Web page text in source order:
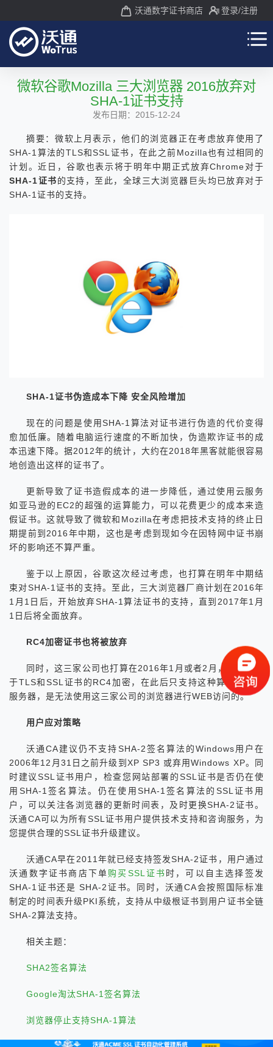
沃通数字证书商店 登录/注册
微软谷歌Mozilla 三大浏览器 2016放弃对
SHA-1证书支持
发布日期：2015-12-24
摘要：微软上月表示，他们的浏览器正在考虑放弃使用了
SHA-1算法的TLS和SSL证书，在此之前Mozilla也有过相同的
计划。近日，谷歌也表示将于明年中期正式放弃Chrome对于
SHA-1证书的支持，至此，全球三大浏览器巨头均已放弃对于
SHA-1证书的支持。
SHA-1证书伪造成本下降 安全风险增加
现在的问题是使用SHA-1算法对证书进行伪造的代价变得
愈加低廉。随着电脑运行速度的不断加快，伪造欺诈证书的成
本迅速下降。据2012年的统计，大约在2018年黑客就能很容易
地创造出这样的证书了。
更新导致了证书造假成本的进一步降低，通过使用云服务
如亚马逊的EC2的超强的运算能力，可以花费更少的成本来造
假证书。这就导致了微软和Mozilla在考虑把技术支持的终止日
期提前到2016年中期，这也是考虑到现如今在因特网中证书崩
坏的影响还不算严重。
鉴于以上原因，谷歌这次经过考虑，也打算在明年中期结
束对SHA-1证书的支持。至此，三大浏览器厂商计划在2016年
1月1日后，开始放弃SHA-1算法证书的支持，直到2017年1月
1日后将全面放弃。
RC4加密证书也将被放弃
同时，这三家公司也打算在2016年1月或者2月，抛弃对用
于TLS和SSL证书的RC4加密，在此后只支持这种算法的安全
服务器，是无法使用这三家公司的浏览器进行WEB访问的。
用户应对策略
沃通CA建议仍不支持SHA-2签名算法的Windows用户在
2006年12月31日之前升级到XP SP3 或弃用Windows XP。同
时建议SSL证书用户，检查您网站部署的SSL证书是否仍在使
用SHA-1签名算法。仍在使用SHA-1签名算法的SSL证书用
户，可以关注各浏览器的更新时间表，及时更换SHA-2证书。
沃通CA可以为所有SSL证书用户提供技术支持和咨询服务，为
您提供合理的SSL证书升级建议。
沃通CA早在2011年就已经支持签发SHA-2证书，用户通过
沃通数字证书商店下单购买SSL证书 时，可以自主选择签发
SHA-1证书还是 SHA-2证书。同时，沃通CA会按照国际标准
制定的时间表升级PKI系统，支持从中级根证书到用户证书全链
SHA-2算法支持。
相关主题：
SHA2签名算法
Google淘汰SHA-1签名算法
浏览器停止支持SHA-1算法